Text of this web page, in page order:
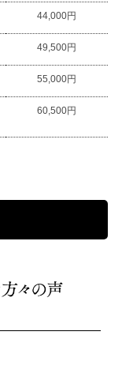
44,000円
49,500円
55,000円
60,500円